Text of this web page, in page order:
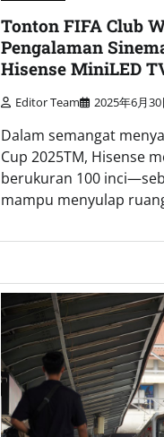
Tonton FIFA Club
Pengalaman
Hisense MiniLED
Editor Team 2025年6月30
Dalam semangat
Cup 2025TM, Hisense
berukuran 100
mampu menyulap